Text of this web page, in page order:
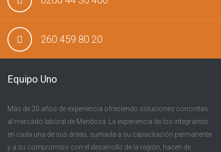
260 459 80 20
Equipo Uno
Más de 20 años de experiencia ofreciendo soluciones concretas
al mercado laboral de Mendoza. La experiencia de los integrantes
en cada una de sus áreas, sumada a su capacitación permanente
y a su compromiso con el desarrollo de la región, hacen de